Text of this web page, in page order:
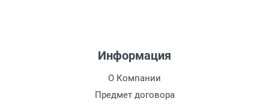
Информация
О Компании
Предмет договора